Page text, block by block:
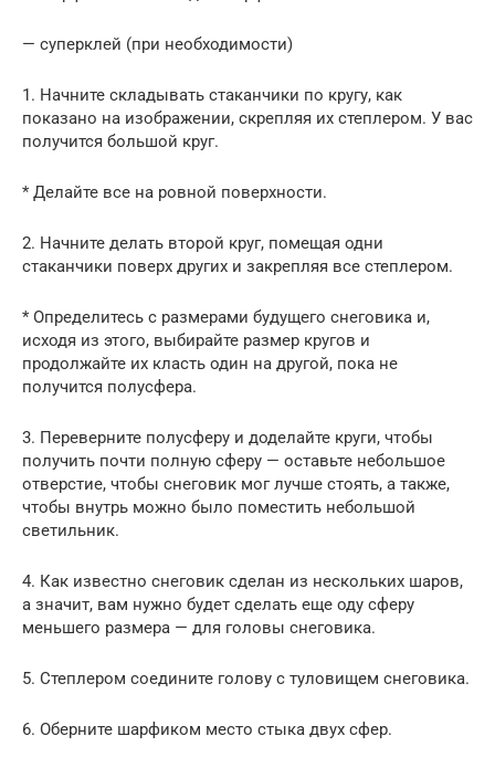
— суперклей (при необходимости)
1. Начните складывать стаканчики по кругу, как
показано на изображении, скрепляя их степлером. У вас
получится большой круг.
* Делайте все на ровной поверхности.
2. Начните делать второй круг, помещая одни
стаканчики поверх других и закрепляя все степлером.
* Определитесь с размерами будущего снеговика и,
исходя из этого, выбирайте размер кругов и
продолжайте их класть один на другой, пока не
получится полусфера.
3. Переверните полусферу и доделайте круги, чтобы
получить почти полную сферу — оставьте небольшое
отверстие, чтобы снеговик мог лучше стоять, а также,
чтобы внутрь можно было поместить небольшой
светильник.
4. Как известно снеговик сделан из нескольких шаров,
а значит, вам нужно будет сделать еще оду сферу
меньшего размера — для головы снеговика.
5. Степлером соедините голову с туловищем снеговика.
6. Оберните шарфиком место стыка двух сфер.